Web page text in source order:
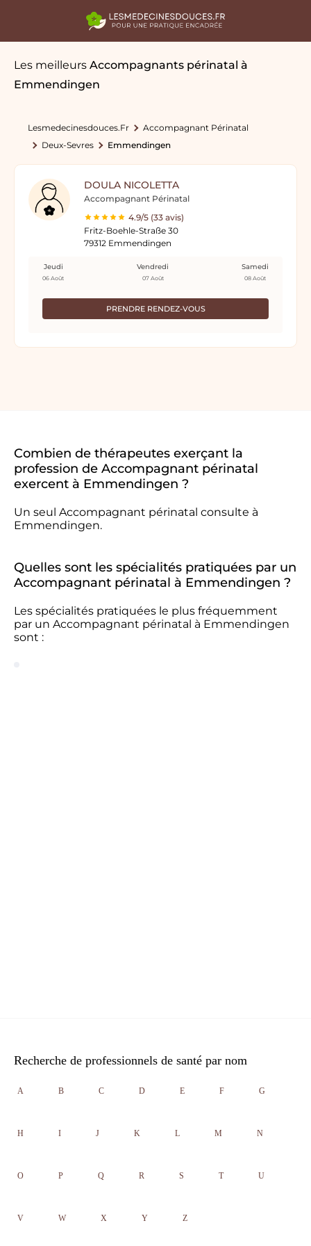
Les meilleurs Accompagnants périnatal à
Emmendingen
Lesmedecinesdouces.fr
Accompagnant Périnatal
Deux-Sevres
Emmendingen
DOULA NICOLETTA
Accompagnant Périnatal
4.9/5 (33 avis)
Fritz-Boehle-Straße 30
79312 Emmendingen
PRENDRE RENDEZ-VOUS
Jeudi
06 Août
Vendredi
07 Août
Samedi
08 Août
Combien de thérapeutes exerçant la
profession de Accompagnant périnatal
exercent à Emmendingen ?
Un seul Accompagnant périnatal consulte à
Emmendingen.
Quelles sont les spécialités pratiquées par un
Accompagnant périnatal à Emmendingen ?
Les spécialités pratiquées le plus fréquemment
par un Accompagnant périnatal à Emmendingen
sont :
Recherche de professionnels de santé par nom
A B C D E F G
H I J K L M N
O P Q R S T U
V W X Y Z